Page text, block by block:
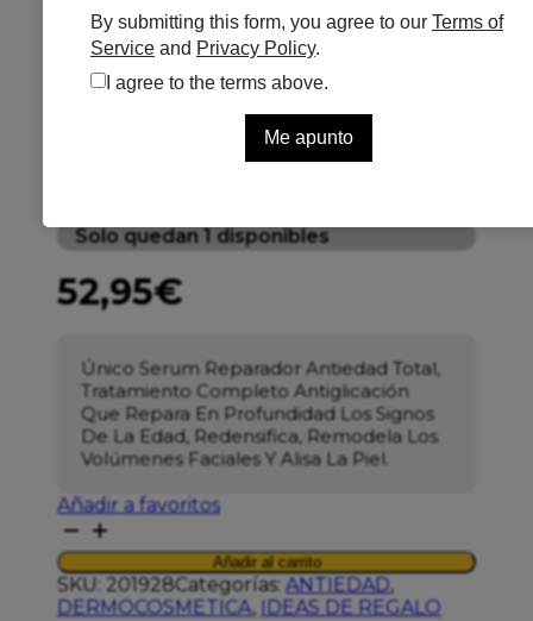
SENSILIS ETERN SERUM
Solo quedan 1 disponibles
52,95€
Único Serum Reparador Antiedad Total,
Tratamiento Completo Antiglicación
Que Repara En Profundidad Los Signos
De La Edad, Redensifica, Remodela Los
Volúmenes Faciales Y Alisa La Piel.
Añadir a favoritos
SENSILIS
ETERN
SERUM
REP
30ML
Añadir al carrito
SKU: 201928Categorías: ANTIEDAD,
DERMOCOSMETICA, IDEAS DE REGALO